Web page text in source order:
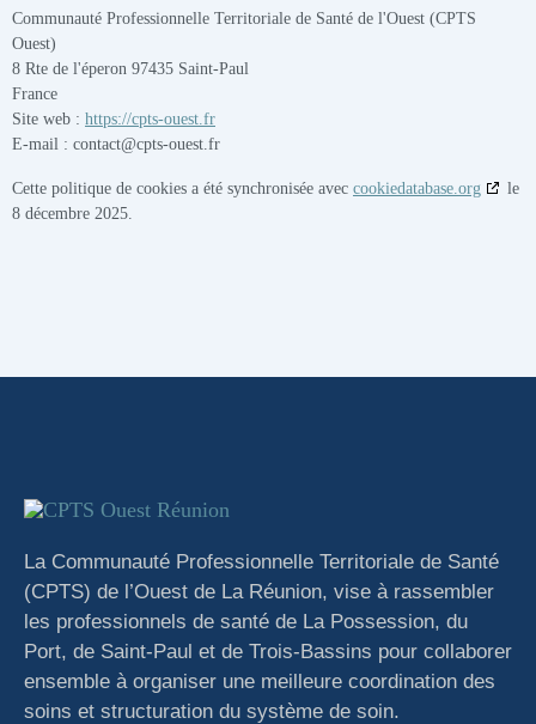
Communauté Professionnelle Territoriale de Santé de l'Ouest (CPTS
Ouest)
8 Rte de l'éperon 97435 Saint-Paul
France
Site web : https://cpts-ouest.fr
E-mail : contact@cpts-ouest.fr
Cette politique de cookies a été synchronisée avec cookiedatabase.org
le
8 décembre 2025.
La Communauté Professionnelle Territoriale de Santé
(CPTS) de l’Ouest de La Réunion, vise à rassembler
les professionnels de santé de La Possession, du
Port, de Saint-Paul et de Trois-Bassins pour collaborer
ensemble à organiser une meilleure coordination des
soins et structuration du système de soin.